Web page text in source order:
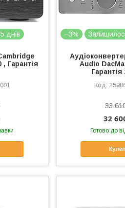
днів
Гарантія
–3%
Audio
Гарантія
33
32
Готово до